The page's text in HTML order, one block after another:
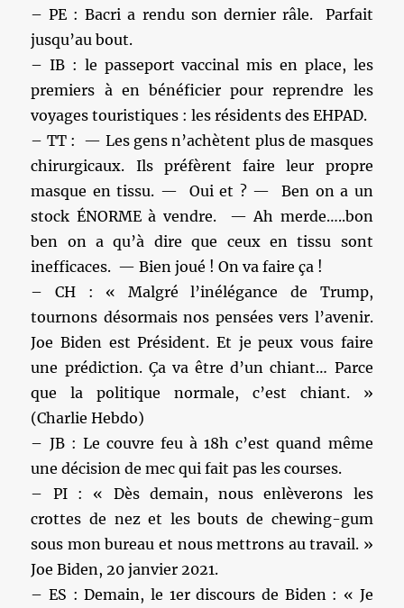
– PE : Bacri a rendu son dernier râle. Parfait
jusqu’au bout.
– IB : le passeport vaccinal mis en place, les
premiers à en bénéficier pour reprendre les
voyages touristiques : les résidents des EHPAD.
– TT : — Les gens n’achètent plus de masques
chirurgicaux. Ils préfèrent faire leur propre
masque en tissu. — Oui et ? — Ben on a un
stock ÉNORME à vendre. — Ah merde…..bon
ben on a qu’à dire que ceux en tissu sont
inefficaces. — Bien joué ! On va faire ça !
– CH : « Malgré l’inélégance de Trump,
tournons désormais nos pensées vers l’avenir.
Joe Biden est Président. Et je peux vous faire
une prédiction. Ça va être d’un chiant… Parce
que la politique normale, c’est chiant. »
(Charlie Hebdo)
– JB : Le couvre feu à 18h c’est quand même
une décision de mec qui fait pas les courses.
– PI : « Dès demain, nous enlèverons les
crottes de nez et les bouts de chewing-gum
sous mon bureau et nous mettrons au travail. »
Joe Biden, 20 janvier 2021.
– ES : Demain, le 1er discours de Biden : « Je